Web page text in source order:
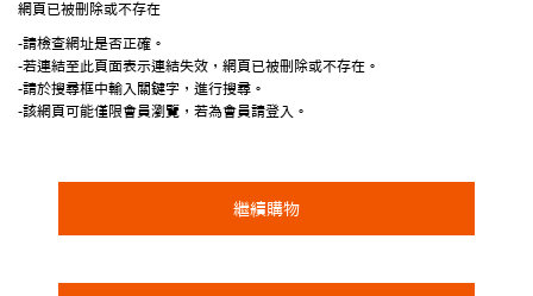
網頁已被刪除或不存在
-請檢查網址是否正確。
-若連結至此頁面表示連結失效，網頁已被刪除或不存在。
-請於搜尋框中輸入關鍵字，進行搜尋。
-該網頁可能僅限會員瀏覽，若為會員請登入。
繼續購物